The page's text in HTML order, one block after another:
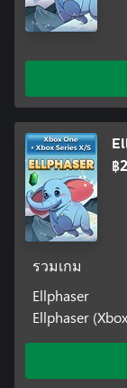
฿
รวมเกม
Ellphaser
Ellphaser